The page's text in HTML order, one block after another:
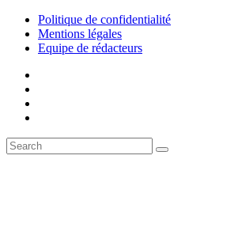
Politique de confidentialité
Mentions légales
Equipe de rédacteurs